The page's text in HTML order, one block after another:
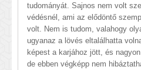
tudományát. Sajnos nem volt
védésnél, ami az elődöntő
volt. Nem is tudom, valahogy
ugyanaz a lövés eltalálhatta
képest a karjához jött, és
de ebben végképp nem